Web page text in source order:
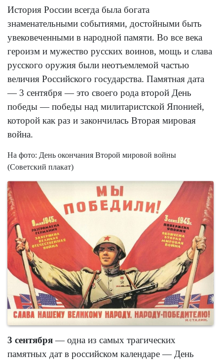
История России всегда была богата
знаменательными событиями, достойными быть
увековеченными в народной памяти. Во все века
героизм и мужество русских воинов, мощь и слава
русского оружия были неотъемлемой частью
величия Российского государства. Памятная дата
— 3 сентября — это своего рода второй День
победы — победы над милитаристской Японией,
которой как раз и закончилась Вторая мировая
война.
На фото: День окончания Второй мировой войны
(Советский плакат)
3 сентября— одна из самых трагических
памятных дат в российском календаре — День